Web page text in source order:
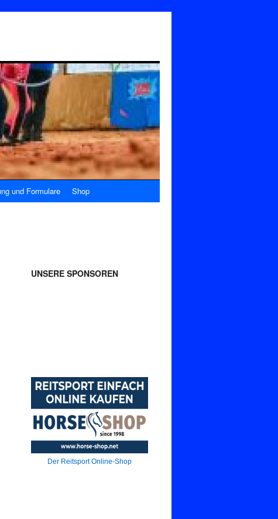
und Formulare Shop
UNSERE SPONSOREN
Der Reitsport Online-Shop